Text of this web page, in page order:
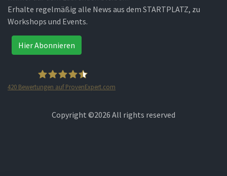
Erhalte regelmäßig alle News aus dem STARTPLATZ, zu
Workshops und Events.
Hier Abonnieren
420 Bewertungen auf ProvenExpert.com
Copyright ©2026 All rights reserved